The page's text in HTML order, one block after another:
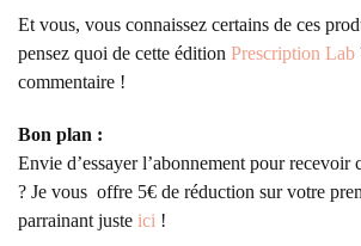
Et vous, vous connaissez certains de ces
pensez quoi de cette édition Prescription Lab
commentaire !
Bon plan :
Envie d’essayer l’abonnement pour recevoir
? Je vous offre 5€ de réduction sur votre
parrainant juste ici !